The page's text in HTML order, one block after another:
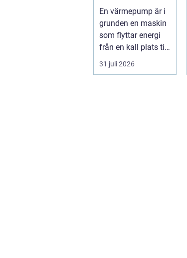
värmländskt
klimat
En värmepump är i
grunden en maskin
som flyttar energi
från en kall plats till
en varm. Den
använder...
31 juli 2026